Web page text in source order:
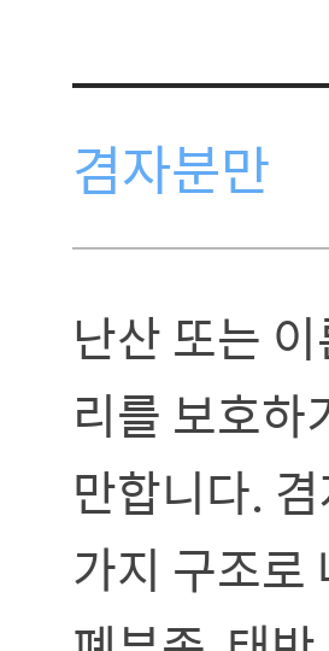
겸자분만
난산 또는
리를 보호
만합니다.
가지 구조로